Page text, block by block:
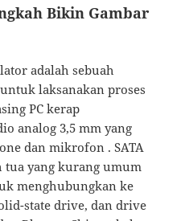
Bikin Gambar
adalah sebuah
laksanakan proses
PC kerap
analog 3,5 mm yang
dan mikrofon . SATA
tua yang kurang umum
menghubungkan ke
state drive, dan drive